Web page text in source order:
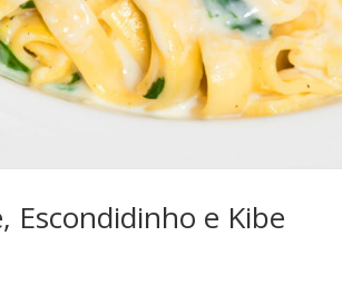
Escondidinho e Kibe